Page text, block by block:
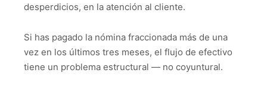
desperdicios, en la atención al cliente.
Si has pagado la nómina fraccionada más de una
vez en los últimos tres meses, el flujo de efectivo
tiene un problema estructural — no coyuntural.